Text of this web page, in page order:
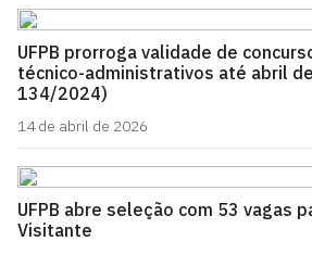
UFPB prorroga validade de
técnico-administrativos até abril
134/2024)
14 de abril de 2026
UFPB abre seleção com 53 vagas
Visitante